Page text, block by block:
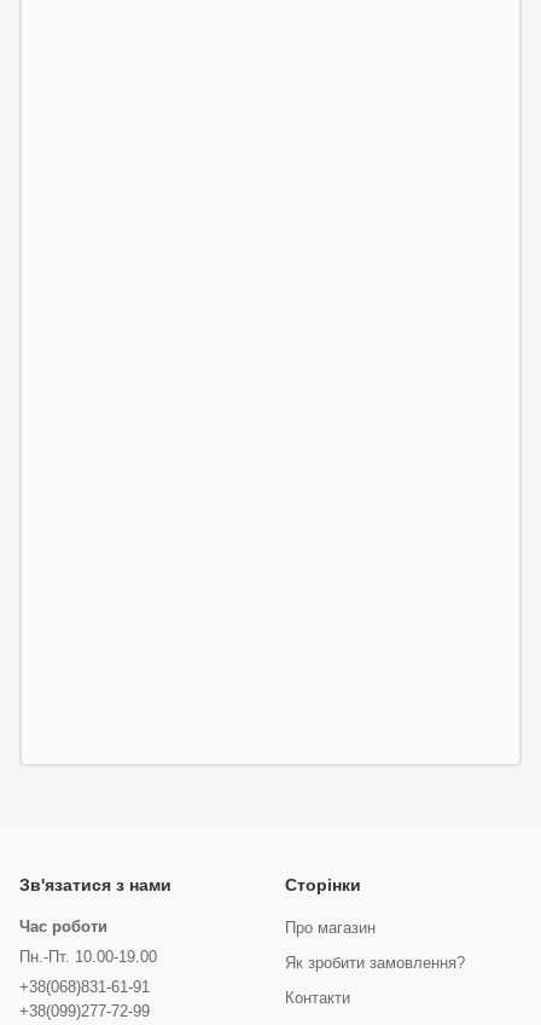
Зв'язатися з нами
Час роботи
Пн.-Пт. 10.00-19.00
+38(068)831-61-91
+38(099)277-72-99
Сторінки
Про магазин
Як зробити замовлення?
Контакти